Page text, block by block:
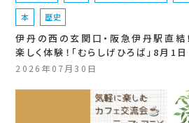
本 歴史
伊丹の西の玄関口・阪急伊丹駅直結
楽しく体験！「むらしげひろば」8月1日
2026年07月30日